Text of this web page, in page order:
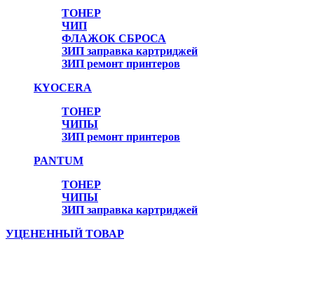
ТОНЕР
ЧИП
ФЛАЖОК СБРОСА
ЗИП заправка картриджей
ЗИП ремонт принтеров
KYOCERA
ТОНЕР
ЧИПЫ
ЗИП ремонт принтеров
PANTUM
ТОНЕР
ЧИПЫ
ЗИП заправка картриджей
УЦЕНЕННЫЙ ТОВАР